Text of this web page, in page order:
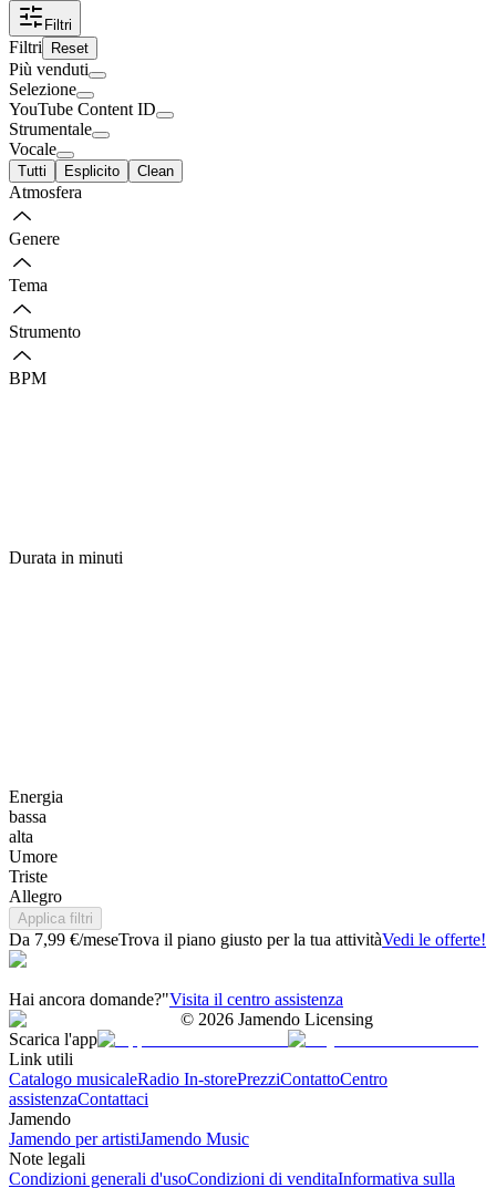
Filtri
Filtri Reset
Più venduti
Selezione
YouTube Content ID
Strumentale
Vocale
Tutti Esplicito Clean
Atmosfera
Genere
Tema
Strumento
BPM
Durata in minuti
Energia
bassa
alta
Umore
Triste
Allegro
Applica filtri
Da 7,99 €/meseTrova il piano giusto per la tua attivitàVedi le offerte!
Hai ancora domande?"Visita il centro assistenza
© 2026 Jamendo Licensing
Scarica l'app
Link utili
Catalogo musicaleRadio In-storePrezziContattoCentro
assistenzaContattaci
Jamendo
Jamendo per artistiJamendo Music
Note legali
Condizioni generali d'usoCondizioni di venditaInformativa sulla